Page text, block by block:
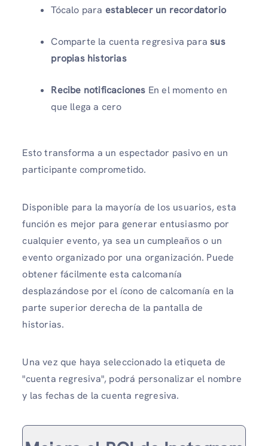
Tócalo para establecer un recordatorio
Comparte la cuenta regresiva parasus
propias historias
Recibe notificaciones En el momento en
que llega a cero
Esto transforma a un espectador pasivo en un
participante comprometido.
Disponible para la mayoría de los usuarios, esta
función es mejor para generar entusiasmo por
cualquier evento, ya sea un cumpleaños o un
evento organizado por una organización. Puede
obtener fácilmente esta calcomanía
desplazándose por el ícono de calcomanía en la
parte superior derecha de la pantalla de
historias.
Una vez que haya seleccionado la etiqueta de
"cuenta regresiva", podrá personalizar el nombre
y las fechas de la cuenta regresiva.